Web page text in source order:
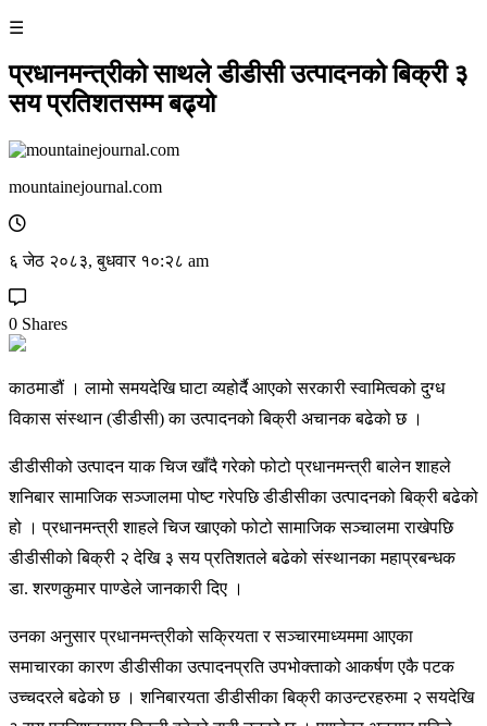
☰
प्रधानमन्त्रीको साथले डीडीसी उत्पादनको बिक्री ३
सय प्रतिशतसम्म बढ्यो
mountainejournal.com
६ जेठ २०८३, बुधवार १०:२८ am
0 Shares
काठमाडौं । लामो समयदेखि घाटा व्यहोर्दै आएको सरकारी स्वामित्वको दुग्ध
विकास संस्थान (डीडीसी) का उत्पादनको बिक्री अचानक बढेको छ ।
डीडीसीको उत्पादन याक चिज खाँदै गरेको फोटो प्रधानमन्त्री बालेन शाहले
शनिबार सामाजिक सञ्जालमा पोष्ट गरेपछि डीडीसीका उत्पादनको बिक्री बढेको
हो । प्रधानमन्त्री शाहले चिज खाएको फोटो सामाजिक सञ्चालमा राखेपछि
डीडीसीको बिक्री २ देखि ३ सय प्रतिशतले बढेको संस्थानका महाप्रबन्धक
डा. शरणकुमार पाण्डेले जानकारी दिए ।
उनका अनुसार प्रधानमन्त्रीको सक्रियता र सञ्चारमाध्यममा आएका
समाचारका कारण डीडीसीका उत्पादनप्रति उपभोक्ताको आकर्षण एकै पटक
उच्चदरले बढेको छ । शनिबारयता डीडीसीका बिक्री काउन्टरहरुमा २ सयदेखि